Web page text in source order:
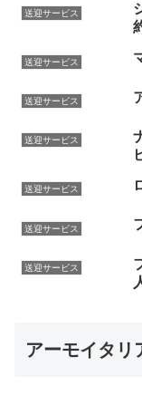
送迎サービス
送迎サービス
送迎サービス
送迎サービス
送迎サービス
送迎サービス
送迎サービス
アーモイタリ